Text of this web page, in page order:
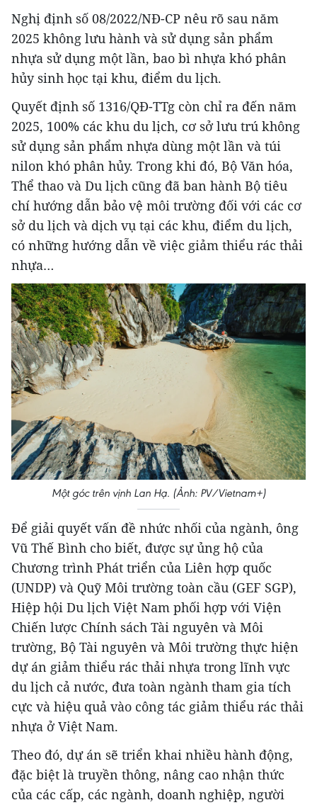
Nghị định số 08/2022/NĐ-CP nêu rõ sau năm
2025 không lưu hành và sử dụng sản phẩm
nhựa sử dụng một lần, bao bì nhựa khó phân
hủy sinh học tại khu, điểm du lịch.
Quyết định số 1316/QĐ-TTg còn chỉ ra đến năm
2025, 100% các khu du lịch, cơ sở lưu trú không
sử dụng sản phẩm nhựa dùng một lần và túi
nilon khó phân hủy. Trong khi đó, Bộ Văn hóa,
Thể thao và Du lịch cũng đã ban hành Bộ tiêu
chí hướng dẫn bảo vệ môi trường đối với các cơ
sở du lịch và dịch vụ tại các khu, điểm du lịch,
có những hướng dẫn về việc giảm thiểu rác thải
nhựa…
Một góc trên vịnh Lan Hạ. (Ảnh: PV/Vietnam+)
Để giải quyết vấn đề nhức nhối của ngành, ông
Vũ Thế Bình cho biết, được sự ủng hộ của
Chương trình Phát triển của Liên hợp quốc
(UNDP) và Quỹ Môi trường toàn cầu (GEF SGP),
Hiệp hội Du lịch Việt Nam phối hợp với Viện
Chiến lược Chính sách Tài nguyên và Môi
trường, Bộ Tài nguyên và Môi trường thực hiện
dự án giảm thiểu rác thải nhựa trong lĩnh vực
du lịch cả nước, đưa toàn ngành tham gia tích
cực và hiệu quả vào công tác giảm thiểu rác thải
nhựa ở Việt Nam.
Theo đó, dự án sẽ triển khai nhiều hành động,
đặc biệt là truyền thông, nâng cao nhận thức
của các cấp, các ngành, doanh nghiệp, người
$15k In Unmanageable Debt? The "Relief
Program" Creditors Hide From You
vietnamplus.vn
Khám phá vẻ đẹp Văn Miếu-Quốc Tử Giám
qua 120 tác phẩm nghệ thuật đa chất liệu
JG Wentworth
Owning $10k+ In Medical Bills Or Loans?
Stop Paying Interest Immediately